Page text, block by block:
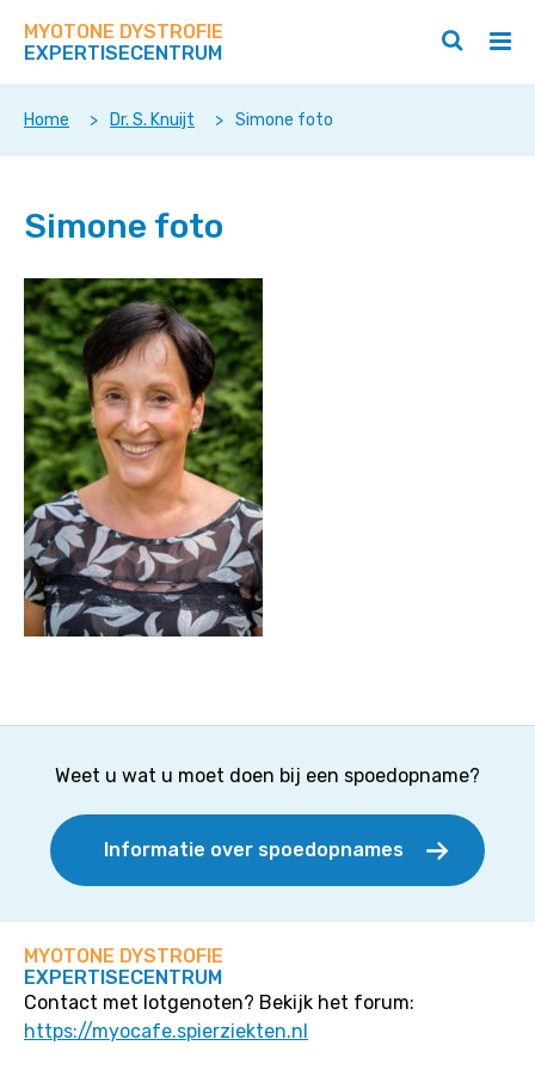
direct
op
deze
MYOTONE DYSTROFIE
EXPERTISECENTRUM
/
Zoeken
/
Home > Dr. S. Knuijt > Simone foto
Simone foto
Weet u wat u moet doen bij een spoedopname?
Informatie over spoedopnames
MYOTONE DYSTROFIE
EXPERTISECENTRUM
Contact met lotgenoten? Bekijk het forum:
https://myocafe.spierziekten.nl